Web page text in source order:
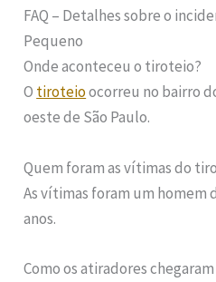
FAQ – Detalhes sobre o
Pequeno
Onde aconteceu o tiroteio?
O tiroteioocorreu no bairro
oeste de São Paulo.
Quem foram as vítimas do
As vítimas foram um homem
anos.
Como os atiradores